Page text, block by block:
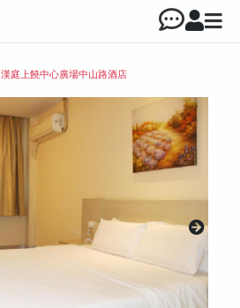
漢庭上饒中心廣場中山路酒店